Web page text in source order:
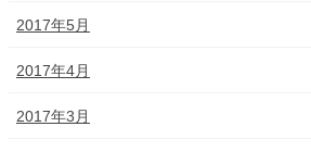
2017年5月
2017年4月
2017年3月